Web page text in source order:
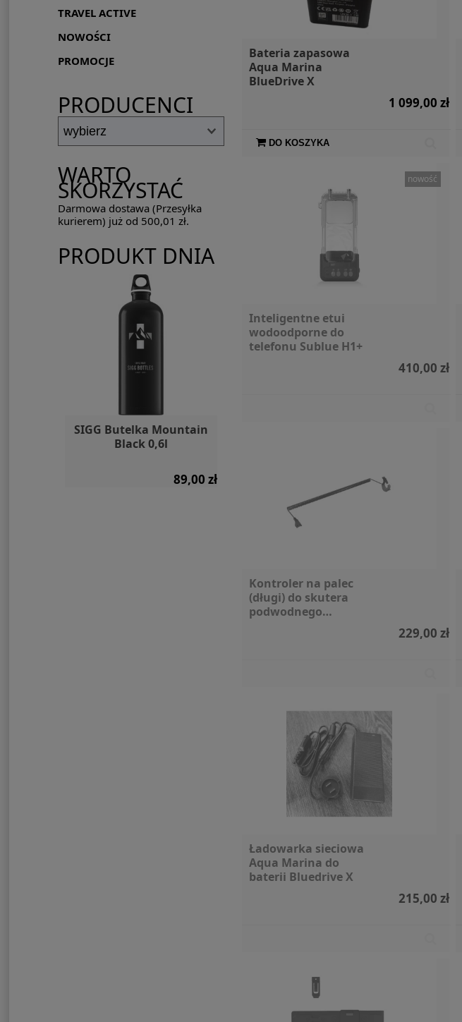
TRAVEL ACTIVE
NOWOŚCI
PROMOCJE
PRODUCENCI
WARTO
SKORZYSTAĆ
Darmowa dostawa (Przesyłka
kurierem) już od 500,01 zł.
PRODUKT DNIA
SIGG Butelka Mountain
Black 0,6l
89,00 zł 79,00 zł
Bateria zapasowa
Aqua Marina
BlueDrive X
1 099,00 zł
DO KOSZYKA
Inteligentne etui
wodoodporne do
telefonu Sublue H1+
410,00 zł
nowość
Kontroler na palec
(długi) do skutera
podwodnego
229,00 zł
Ładowarka sieciowa
Aqua Marina do
baterii Bluedrive X
215,00 zł